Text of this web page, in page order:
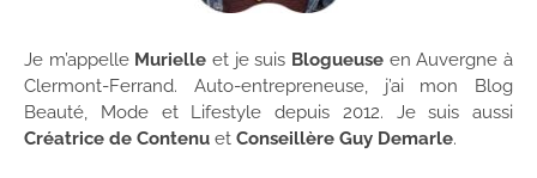
Je m’appelle Murielle et je suis Blogueuse en Auvergne à
Clermont-Ferrand. Auto-entrepreneuse, j’ai mon Blog
Beauté, Mode et Lifestyle depuis 2012. Je suis aussi
Créatrice de Contenu et Conseillère Guy Demarle.